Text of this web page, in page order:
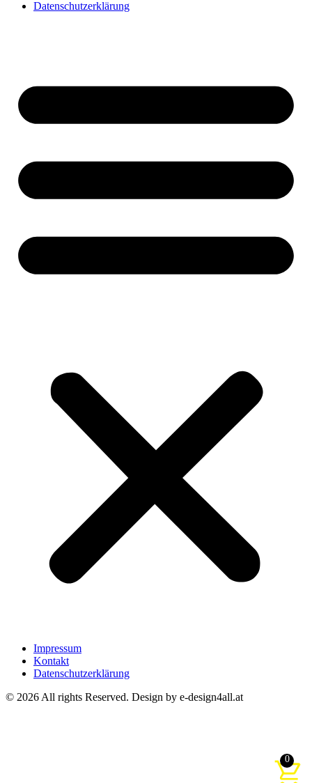
Datenschutzerklärung
Impressum
Kontakt
Datenschutzerklärung
© 2026 All rights Reserved. Design by e-design4all.at
0